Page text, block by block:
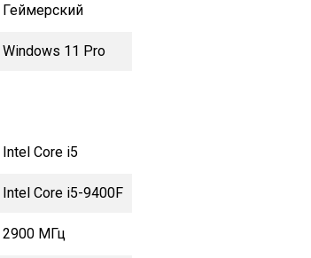
Геймерский
Windows 11 Pro
Intel Core i5
Intel Core i5-9400F
2900 МГц